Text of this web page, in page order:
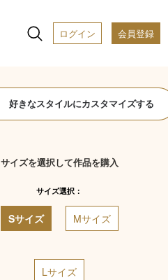
ログイン 会員登録
好きなスタイルにカスタマイズする
サイズを選択して作品を購入
サイズ選択：
Sサイズ Mサイズ
Lサイズ